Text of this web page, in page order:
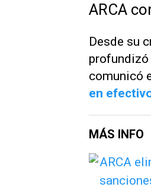
ARCA
Desde su
comunicó
en
MÁS INFO